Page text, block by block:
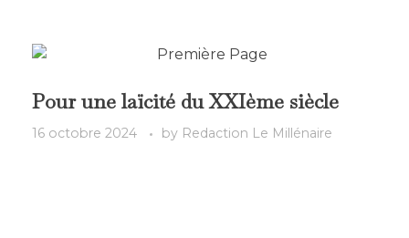
Pour une laïcité du XXIème siècle
16 octobre 2024 by Redaction Le Millénaire